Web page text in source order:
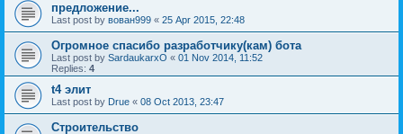
предложение...
Last post by вован999 « 25 Apr 2015, 22:48
Огромное спасибо разработчику(кам) бота
Last post by SardaukarxO « 01 Nov 2014, 11:52
Replies: 4
t4 элит
Last post by Drue « 08 Oct 2013, 23:47
Строительство